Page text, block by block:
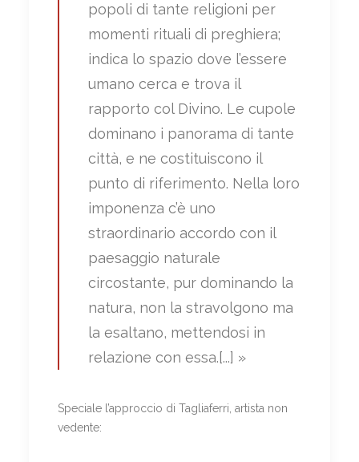
popoli di tante religioni per
momenti rituali di preghiera;
indica lo spazio dove l’essere
umano cerca e trova il
rapporto col Divino. Le cupole
dominano i panorama di tante
città, e ne costituiscono il
punto di riferimento. Nella loro
imponenza c’è uno
straordinario accordo con il
paesaggio naturale
circostante, pur dominando la
natura, non la stravolgono ma
la esaltano, mettendosi in
relazione con essa.[...] »
Speciale l’approccio di Tagliaferri, artista non
vedente: